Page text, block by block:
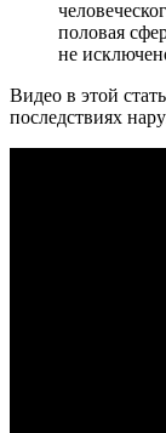
половая
не
Видео в этой
последствиях